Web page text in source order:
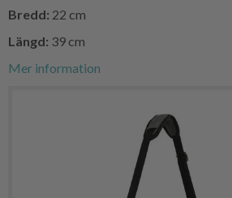
Bredd: 22 cm
Längd: 39 cm
Mer information